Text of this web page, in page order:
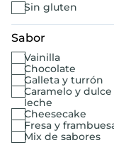
sin gluten
Sabor
vainilla
chocolate
galleta y turrón
caramelo y dulce de
leche
cheesecake
fresa y
mix de sabores
8. gambon
9. listísimos
10. pollo